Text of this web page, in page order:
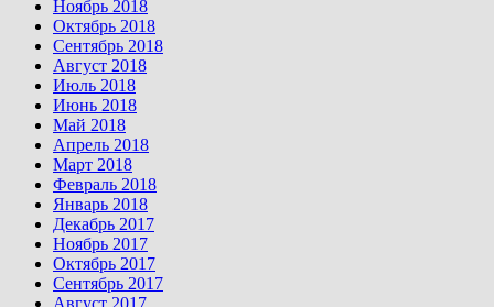
Ноябрь 2018
Октябрь 2018
Сентябрь 2018
Август 2018
Июль 2018
Июнь 2018
Май 2018
Апрель 2018
Март 2018
Февраль 2018
Январь 2018
Декабрь 2017
Ноябрь 2017
Октябрь 2017
Сентябрь 2017